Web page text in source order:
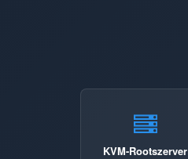
KVM-Rootszerver